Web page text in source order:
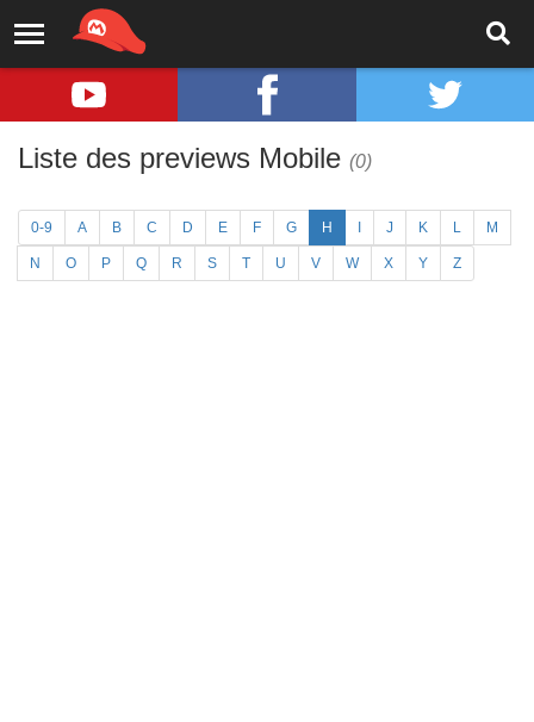
Liste des previews Mobile (0)
0-9 A B C D E F G H J K L M
N O P Q R S T U V W X Y Z